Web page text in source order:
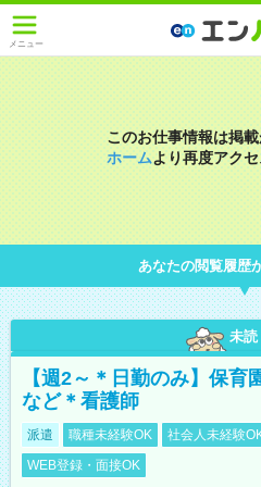
メニュー
このお仕事情報は掲載
ホームより再度アクセ
あなたの閲覧履歴
未読
【週2～＊日勤のみ】保育
など＊看護師
派遣 職種未経験OK 社会人未経験
WEB登録・面接OK